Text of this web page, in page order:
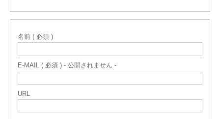
名前 ( 必須 )
E-MAIL ( 必須 ) - 公開されません -
URL